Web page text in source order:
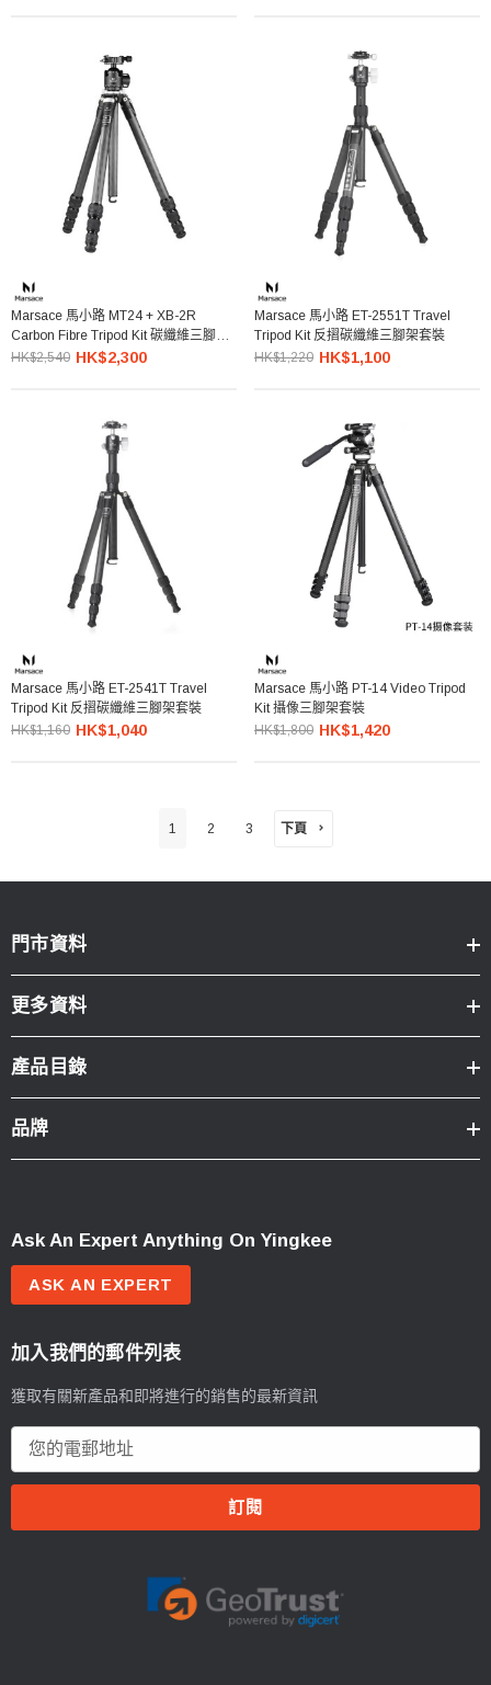
Marsace 馬小路 MT24 + XB-2R
Carbon Fibre Tripod Kit 碳纖維三腳架
雲台套裝
HK$2,540 HK$2,300
Marsace 馬小路 ET-2551T Travel
Tripod Kit 反摺碳纖維三腳架套裝
HK$1,220 HK$1,100
Marsace 馬小路 ET-2541T Travel
Tripod Kit 反摺碳纖維三腳架套裝
HK$1,160 HK$1,040
Marsace 馬小路 PT-14 Video Tripod
Kit 攝像三腳架套裝
HK$1,800 HK$1,420
1 2 3 下頁
門市資料
更多資料
產品目錄
品牌
Ask An Expert Anything On Yingkee
ASK AN EXPERT
加入我們的郵件列表
獲取有關新產品和即將進行的銷售的最新資訊
郵